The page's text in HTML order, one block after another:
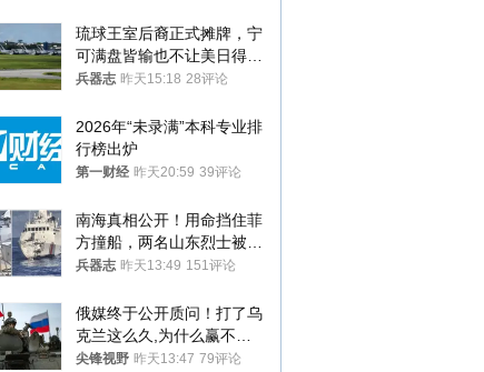
琉球王室后裔正式摊牌，宁
可满盘皆输也不让美日得
逞，中国成关键
兵器志 昨天15:18 28评论
2026年“未录满”本科专业排
行榜出炉
第一财经 昨天20:59 39评论
南海真相公开！用命挡住菲
方撞船，两名山东烈士被授
武警最高荣誉
兵器志 昨天13:49 151评论
俄媒终于公开质问！打了乌
克兰这么久,为什么赢不了?
答案令人沉默
尖锋视野 昨天13:47 79评论